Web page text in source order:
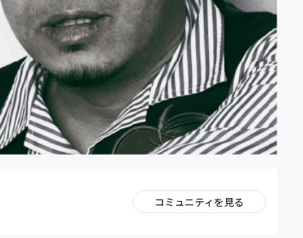
コミュニティを見る